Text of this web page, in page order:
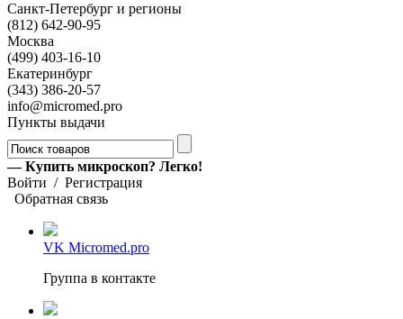
Санкт-Петербург и регионы
(812) 642-90-95
Москва
(499) 403-16-10
Екатеринбург
(343) 386-20-57
info@micromed.pro
Пункты выдачи
— Купить микроскоп? Легко!
Войти / Регистрация
Обратная связь
VK Micromed.pro
Группа в контакте